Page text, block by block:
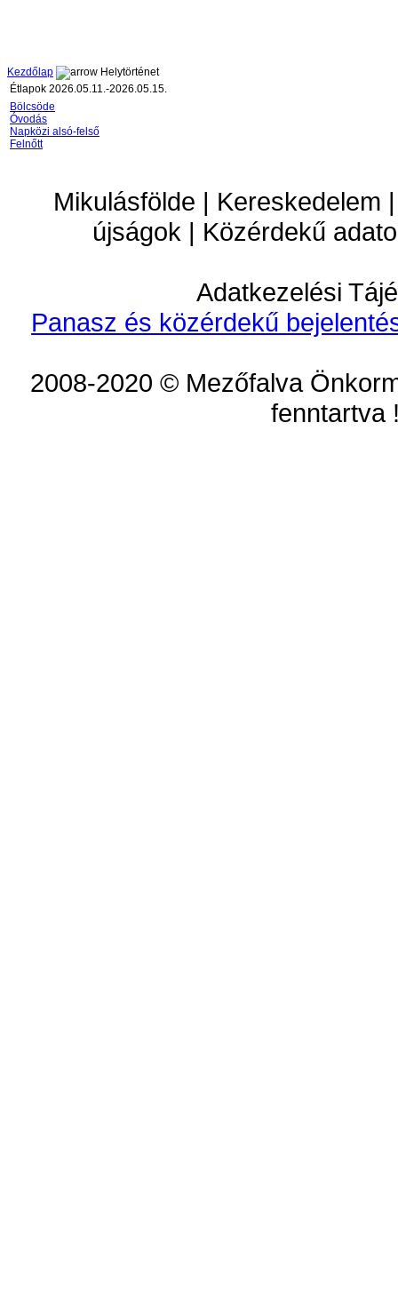
Kezdőlap
Helytörténet
Étlapok 2026.05.11.-2026.05.15.
Bölcsöde
Óvodás
Napközi alsó-felső
Felnőtt
Mikulásfölde | Kereskedelem
újságok | Közérdekű
Adatkezelési
Panasz és közérdekű
2008-2020 © Mezőfalva
fenntartva